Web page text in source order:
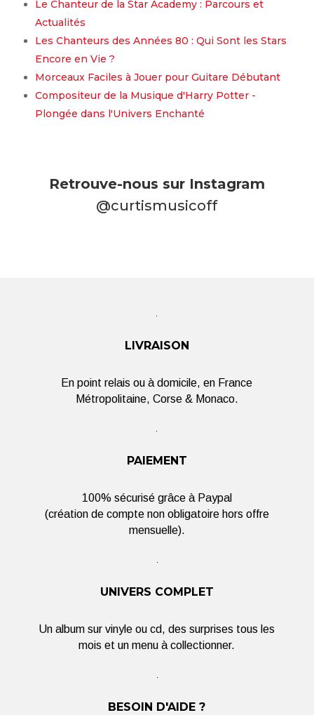
Le Chanteur de la Star Academy : Parcours et
Actualités
Les Chanteurs des Années 80 : Qui Sont les Stars
Encore en Vie ?
Morceaux Faciles à Jouer pour Guitare Débutant
Compositeur de la Musique d'Harry Potter -
Plongée dans l'Univers Enchanté
Retrouve-nous sur Instagram
@curtismusicoff
LIVRAISON
En point relais ou à domicile, en France
Métropolitaine, Corse & Monaco.
PAIEMENT
100% sécurisé grâce à Paypal
(création de compte non obligatoire hors offre
mensuelle).
UNIVERS COMPLET
Un album sur vinyle ou cd, des surprises tous les
mois et un menu à collectionner.
BESOIN D'AIDE ?